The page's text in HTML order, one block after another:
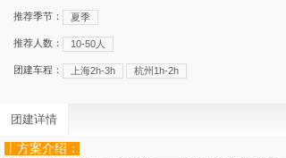
推荐季节： 夏季
推荐人数： 10-50人
团建车程： 上海2h-3h 杭州1h-2h
团建详情
丨方案介绍 ：